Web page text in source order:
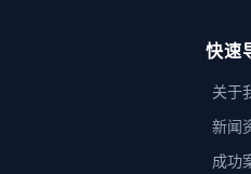
快速
关于
新闻
成功